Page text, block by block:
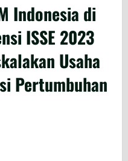
Indonesia di
ISSE 2023
Usaha
Pertumbuhan